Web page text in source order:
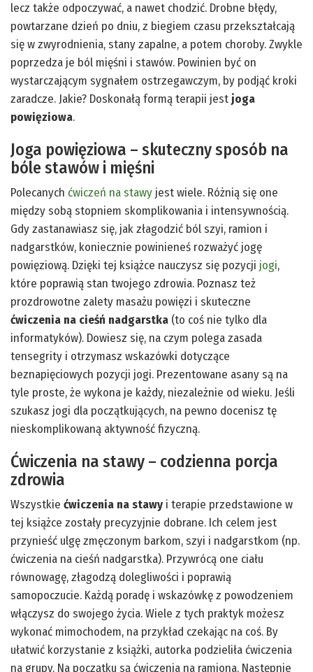
lecz także odpoczywać, a nawet chodzić. Drobne błędy,
powtarzane dzień po dniu, z biegiem czasu przekształcają
się w zwyrodnienia, stany zapalne, a potem choroby. Zwykle
poprzedza je ból mięśni i stawów. Powinien być on
wystarczającym sygnałem ostrzegawczym, by podjąć kroki
zaradcze. Jakie? Doskonałą formą terapii jestjoga
powięziowa.
Joga powięziowa – skuteczny sposób na
bóle stawów i mięśni
Polecanych ćwiczeń na stawyjest wiele. Różnią się one
między sobą stopniem skomplikowania i intensywnością.
Gdy zastanawiasz się, jak złagodzić ból szyi, ramion i
nadgarstków, koniecznie powinieneś rozważyć jogę
powięziową. Dzięki tej książce nauczysz się pozycji jogi,
które poprawią stan twojego zdrowia. Poznasz też
prozdrowotne zalety masażu powięzi i skuteczne
ćwiczenia na cieśń nadgarstka (to coś nie tylko dla
informatyków). Dowiesz się, na czym polega zasada
tensegrity i otrzymasz wskazówki dotyczące
beznapięciowych pozycji jogi. Prezentowane asany są na
tyle proste, że wykona je każdy, niezależnie od wieku. Jeśli
szukasz jogi dla początkujących, na pewno docenisz tę
nieskomplikowaną aktywność fizyczną.
Ćwiczenia na stawy – codzienna porcja
zdrowia
Wszystkie ćwiczenia na stawy i terapie przedstawione w
tej książce zostały precyzyjnie dobrane. Ich celem jest
przynieść ulgę zmęczonym barkom, szyi i nadgarstkom (np.
ćwiczenia na cieśń nadgarstka). Przywrócą one ciału
równowagę, złagodzą dolegliwości i poprawią
samopoczucie. Każdą poradę i wskazówkę z powodzeniem
włączysz do swojego życia. Wiele z tych praktyk możesz
wykonać mimochodem, na przykład czekając na coś. By
ułatwić korzystanie z książki, autorka podzieliła ćwiczenia
na grupy. Na początku są ćwiczenia na ramiona. Następnie